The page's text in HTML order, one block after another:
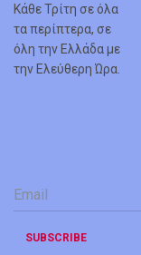
Κάθε Τρίτη σε όλα
τα περίπτερα, σε
όλη την Ελλάδα με
την Ελεύθερη Ώρα.
Email
*
SUBSCRIBE